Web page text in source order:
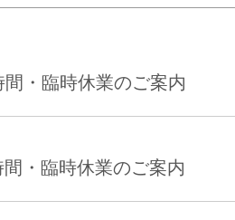
・臨時休業のご案内
・臨時休業のご案内